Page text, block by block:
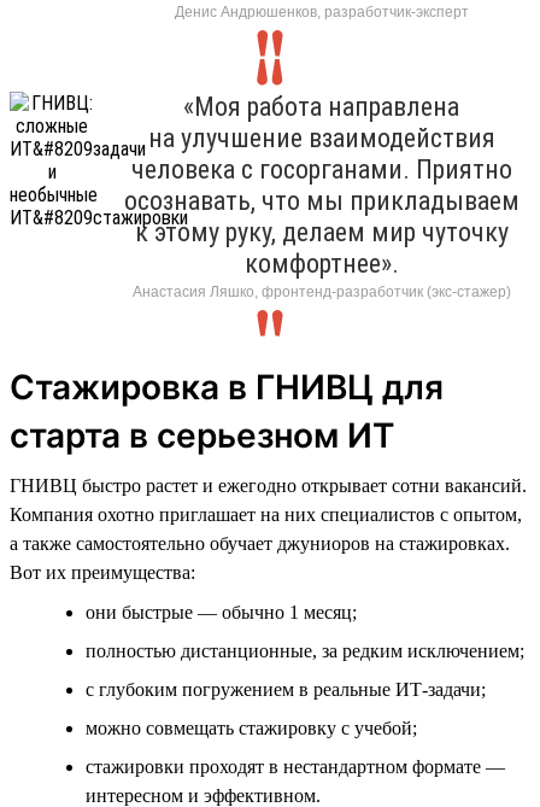
Денис Андрюшенков, разработчик-эксперт
«Моя работа направлена
на улучшение взаимодействия
человека с госорганами. Приятно
осознавать, что мы прикладываем
к этому руку, делаем мир чуточку
комфортнее».
Анастасия Ляшко, фронтенд-разработчик (экс-стажер)
Стажировка в ГНИВЦ для
старта в серьезном ИТ
ГНИВЦ быстро растет и ежегодно открывает сотни вакансий.
Компания охотно приглашает на них специалистов с опытом,
а также самостоятельно обучает джуниоров на стажировках.
Вот их преимущества:
они быстрые — обычно 1 месяц;
полностью дистанционные, за редким исключением;
с глубоким погружением в реальные ИТ-задачи;
можно совмещать стажировку с учебой;
стажировки проходят в нестандартном формате —
интересном и эффективном.